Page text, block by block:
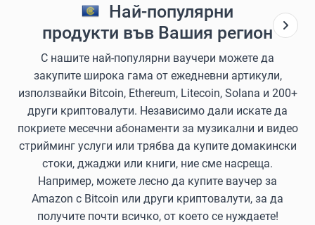
Най-популярни
продукти във Вашия регион
С нашите най-популярни ваучери можете да
закупите широка гама от ежедневни артикули,
използвайки Bitcoin, Ethereum, Litecoin, Solana и 200+
други криптовалути. Независимо дали искате да
покриете месечни абонаменти за музикални и видео
стрийминг услуги или трябва да купите домакински
стоки, джаджи или книги, ние сме насреща.
Например, можете лесно да купите ваучер за
Amazon с Bitcoin или други криптовалути, за да
получите почти всичко, от което се нуждаете!